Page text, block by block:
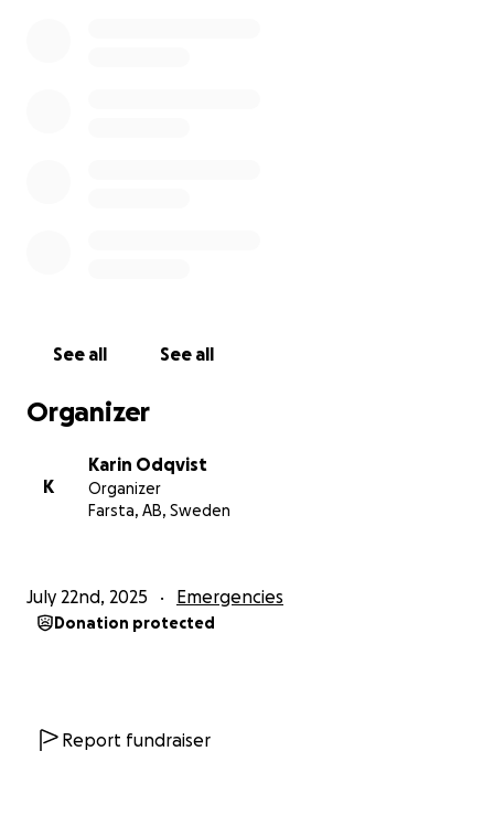
See all See all
Organizer
K
Karin Odqvist
Organizer
Farsta, AB, Sweden
July 22nd, 2025 Emergencies
Donation protected
Report fundraiser